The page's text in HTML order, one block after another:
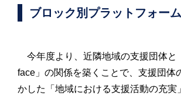
ブロック別プラットフォー
今年度より、近隣地域の支援団体と
face」の関係を築くことで、支援団体
かした「地域における支援活動の充実